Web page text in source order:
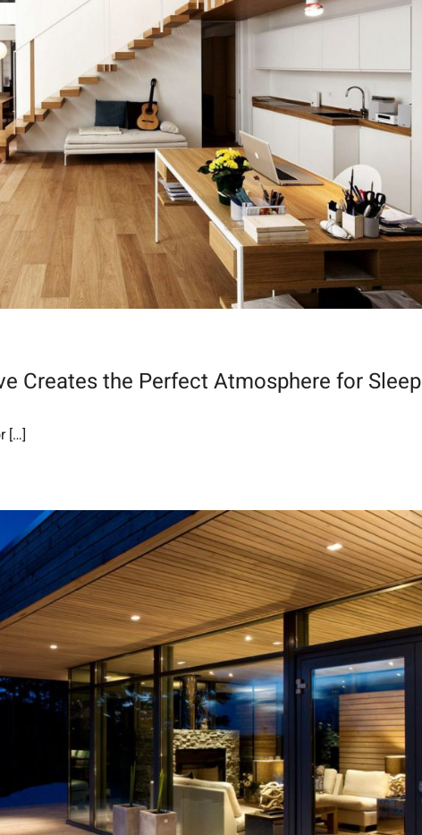
Creates the Perfect Atmosphere for Sleep
[…]